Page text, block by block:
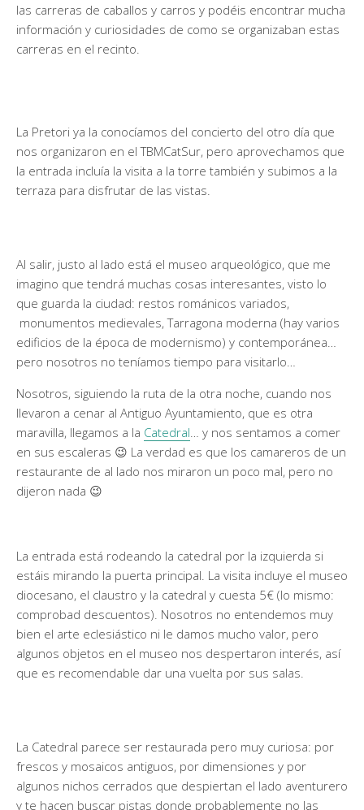
las carreras de caballos y carros y podéis encontrar mucha
información y curiosidades de como se organizaban estas
carreras en el recinto.
La Pretori ya la conocíamos del concierto del otro día que
nos organizaron en el TBMCatSur, pero aprovechamos que
la entrada incluía la visita a la torre también y subimos a la
terraza para disfrutar de las vistas.
Al salir, justo al lado está el museo arqueológico, que me
imagino que tendrá muchas cosas interesantes, visto lo
que guarda la ciudad: restos románicos variados,
monumentos medievales, Tarragona moderna (hay varios
edificios de la época de modernismo) y contemporánea…
pero nosotros no teníamos tiempo para visitarlo…
Nosotros, siguiendo la ruta de la otra noche, cuando nos
llevaron a cenar al Antiguo Ayuntamiento, que es otra
maravilla, llegamos a la Catedral… y nos sentamos a comer
en sus escaleras 😉 La verdad es que los camareros de un
restaurante de al lado nos miraron un poco mal, pero no
dijeron nada 😉
La entrada está rodeando la catedral por la izquierda si
estáis mirando la puerta principal. La visita incluye el museo
diocesano, el claustro y la catedral y cuesta 5€ (lo mismo:
comprobad descuentos). Nosotros no entendemos muy
bien el arte eclesiástico ni le damos mucho valor, pero
algunos objetos en el museo nos despertaron interés, así
que es recomendable dar una vuelta por sus salas.
La Catedral parece ser restaurada pero muy curiosa: por
frescos y mosaicos antiguos, por dimensiones y por
algunos nichos cerrados que despiertan el lado aventurero
y te hacen buscar pistas donde probablemente no las